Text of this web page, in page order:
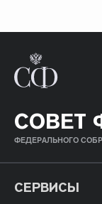
СОВЕТ
ФЕДЕРАЛЬНОГО
СЕРВИСЫ